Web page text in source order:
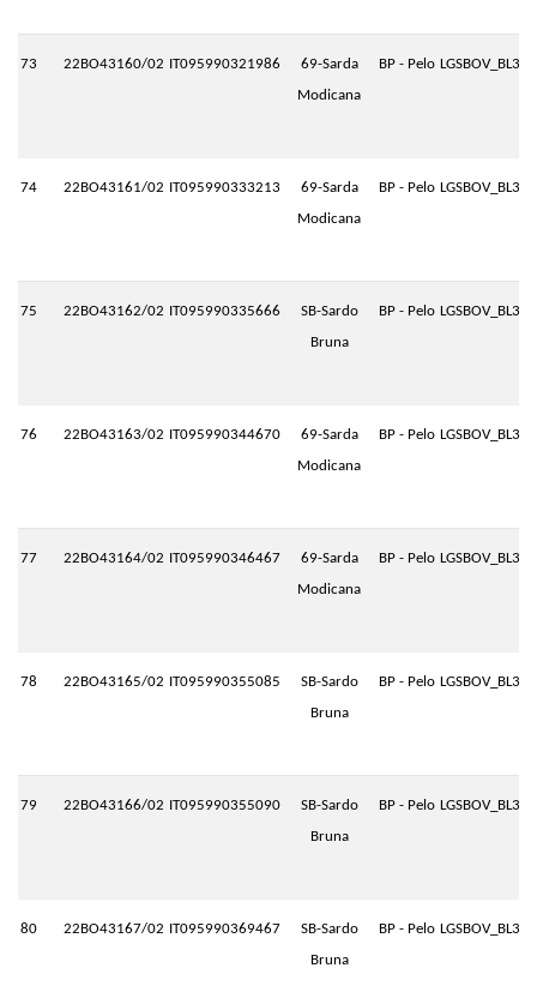
73 22BO43160/02 IT095990321986
69-Sarda
Modicana
BP - Pelo LGSBOV_BL3.P
74 22BO43161/02 IT095990333213
69-Sarda
Modicana
BP - Pelo LGSBOV_BL3.P
75 22BO43162/02 IT095990335666
SB-Sardo
Bruna
BP - Pelo LGSBOV_BL3.P
76 22BO43163/02 IT095990344670
69-Sarda
Modicana
BP - Pelo LGSBOV_BL3.P
77 22BO43164/02 IT095990346467
69-Sarda
Modicana
BP - Pelo LGSBOV_BL3.P
78 22BO43165/02 IT095990355085
SB-Sardo
Bruna
BP - Pelo LGSBOV_BL3.P
79 22BO43166/02 IT095990355090
SB-Sardo
Bruna
BP - Pelo LGSBOV_BL3.P
80 22BO43167/02 IT095990369467
SB-Sardo
Bruna
BP - Pelo LGSBOV_BL3.P